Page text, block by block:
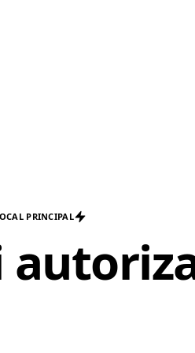
PRINCIPAL